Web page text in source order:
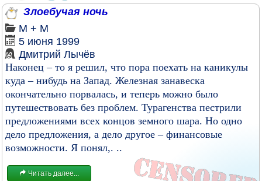
Злоебучая ночь
М + М
5 июня 1999
Дмитрий Лычёв
Наконец – то я решил, что пора поехать на каникулы
куда – нибудь на Запад. Железная занавеска
окончательно порвалась, и теперь можно было
путешествовать без проблем. Турагенства пестрили
предложениями всех концов земного шара. Но одно
дело предложения, а дело другое – финансовые
возможности. Я понял,. ..
Читать далее...